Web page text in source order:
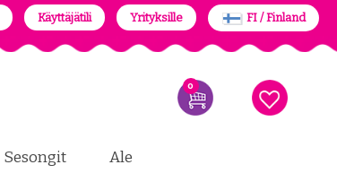
Käyttäjätili Yrityksille FI / Finland
0
Sesongit Ale